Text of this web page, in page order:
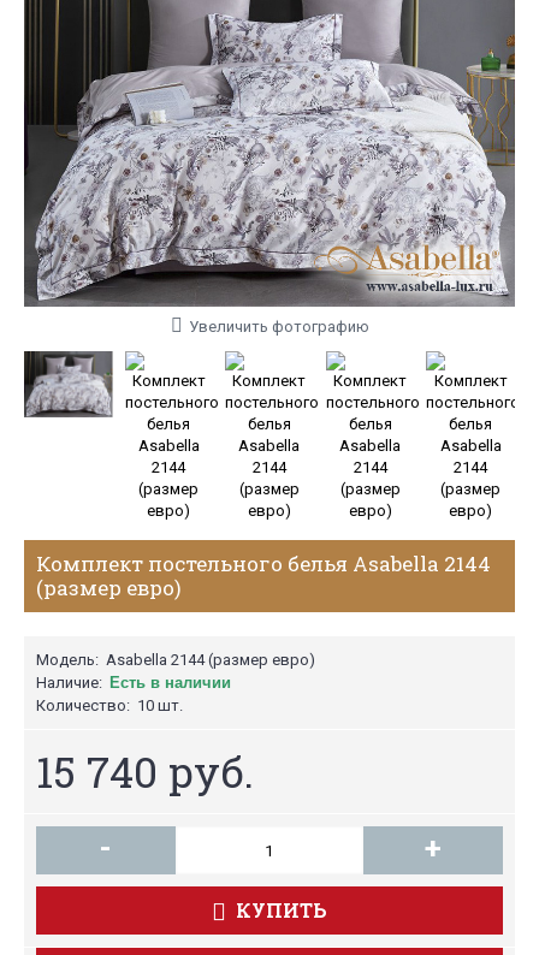
Увеличить фотографию
Комплект постельного белья Asabella 2144
(размер евро)
Модель: Asabella 2144 (размер евро)
Наличие: Есть в наличии
Количество: 10 шт.
15 740 руб.
- +
КУПИТЬ